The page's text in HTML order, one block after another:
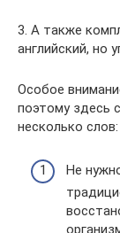
3. А также
английский, но
Особое
поэтому здесь
несколько слов:
Не